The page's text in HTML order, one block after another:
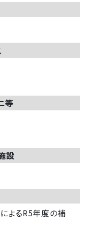
等
設
よるR5年度の補